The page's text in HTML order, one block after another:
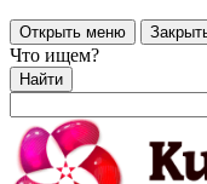
Открыть меню
Что ищем?
Найти